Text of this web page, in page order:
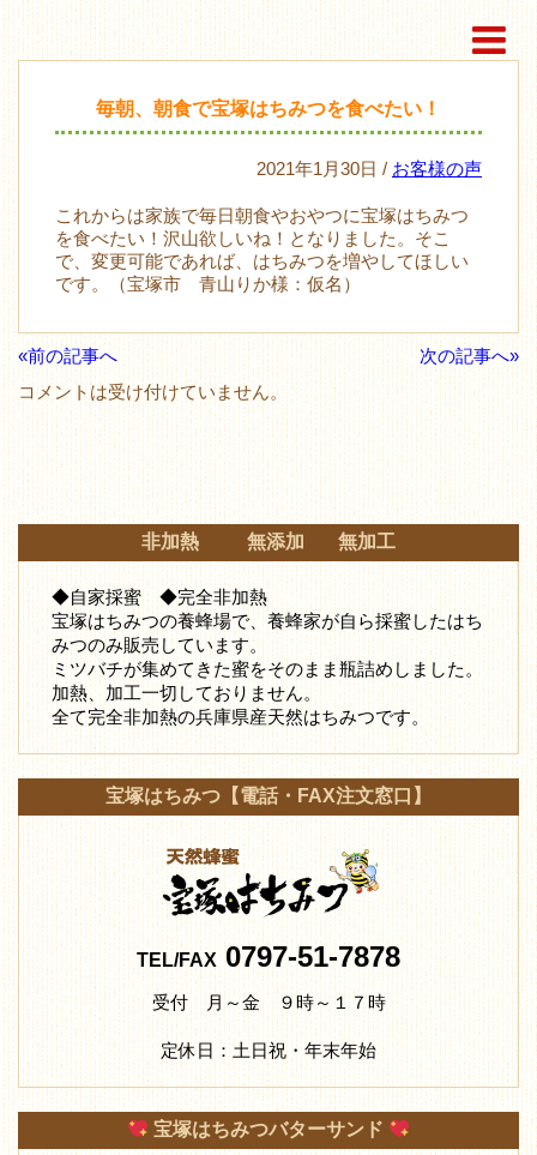
毎朝、朝食で宝塚はちみつを食べたい！
2021年1月30日 / お客様の声
これからは家族で毎日朝食やおやつに宝塚はちみつ
を食べたい！沢山欲しいね！となりました。そこ
で、変更可能であれば、はちみつを増やしてほしい
です。（宝塚市 青山りか様：仮名）
«前の記事へ
次の記事へ»
コメントは受け付けていません。
非加熱 無添加 無加工
◆自家採蜜 ◆完全非加熱
宝塚はちみつの養蜂場で、養蜂家が自ら採蜜したはち
みつのみ販売しています。
ミツバチが集めてきた蜜をそのまま瓶詰めしました。
加熱、加工一切しておりません。
全て完全非加熱の兵庫県産天然はちみつです。
宝塚はちみつ【電話・FAX注文窓口】
TEL/FAX0797-51-7878
受付 月～金 ９時～１７時
定休日：土日祝・年末年始
宝塚はちみつバターサンド